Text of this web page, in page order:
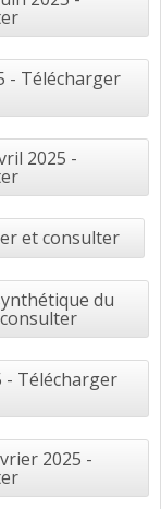
- Télécharger
2025 -
et consulter
du
- Télécharger
2025 -